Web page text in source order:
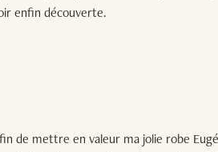
enfin découverte.
de mettre en valeur ma jolie robe